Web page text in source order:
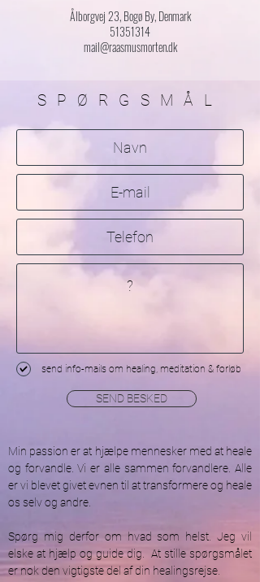
Ålborgvej 23, Bogø By, Denmark
51351314
mail@raasmusmorten.dk
SPØRGSMÅL
send info-mails om healing, meditation & forløb
SEND BESKED
Min passion er at hjælpe mennesker med at heale
og forvandle. Vi er alle sammen forvandlere. Alle
er vi blevet givet evnen til at transformere og heale
os selv og andre.
Spørg mig derfor om hvad som helst. Jeg vil
elske at hjælp og guide dig. At stille spørgsmålet
er nok den vigtigste del af din healingsrejse.